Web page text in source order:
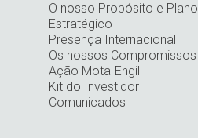
O nosso Propósito e Plano
Estratégico
Presença Internacional
Os nossos Compromissos
Ação Mota-Engil
Kit do Investidor
Comunicados